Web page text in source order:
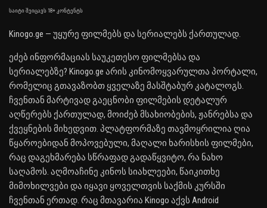
საიტი შეიცავს 18+ კონტენტს
Kinogo.ge — უყურე ფილმებს და სერიალებს ქართულად.
ეძებ ინფორმაციას საუკეთესო ფილმებსა და
სერიალებზე? Kinogo.ge არის კინომოყვარულთა პორტალი,
რომელიც გთავაზობთ ყველაზე მასშტაბურ კატალოგს.
ჩვენთან მარტივად გაეცნობი ფილმების დეტალურ
აღწერებს ქართულად, მოიძებ მსახიობების, ჟანრებსა და
ქვეყნების მიხედვით. პლატფორმაზე თავმოყრილია ღია
წყაროებიდან მოპოვებული, მაღალი ხარისხის ფილმები,
რაც დაგეხმარება სწრაფად გადაწყვიტო, რა ნახო
საღამოს. აღმოაჩინე კინოს სიახლეები, წაიკითხე
მიმოხილვები და იყავი ყოველთვის საქმის კურსში
ჩვენთან ერთად. რაც მთავარია Kinogo აქვს Android